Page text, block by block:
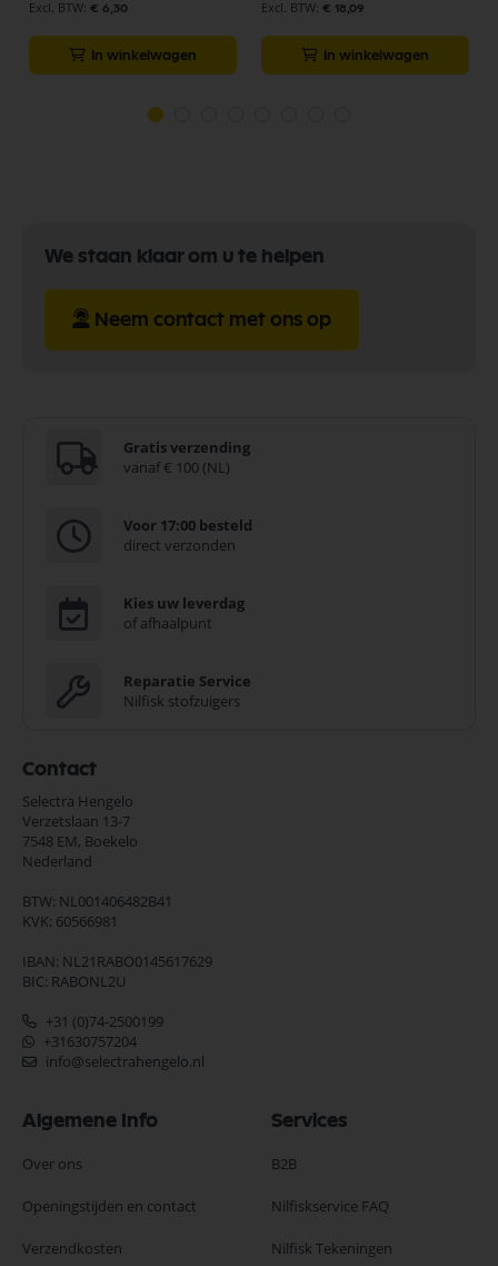
€ 6,30
In winkelwagen
€ 18,09
In winkelwagen
We staan klaar om u te helpen
Neem contact met ons op
Gratis verzending
vanaf € 100 (NL)
Voor 17:00 besteld
direct verzonden
Kies uw leverdag
of afhaalpunt
Reparatie Service
Nilfisk stofzuigers
Contact
Selectra Hengelo
Verzetslaan 13-7
7548 EM, Boekelo
Nederland
BTW: NL001406482B41
KVK: 60566981
IBAN: NL21RABO0145617629
BIC: RABONL2U
+31 (0)74-2500199
+31630757204
info@selectrahengelo.nl
Algemene Info
Over ons
Openingstijden en contact
Verzendkosten
Services
B2B
Nilfiskservice FAQ
Nilfisk Tekeningen